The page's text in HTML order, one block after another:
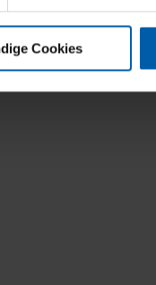
Technologien für Ihr
die Arten der
Cookies